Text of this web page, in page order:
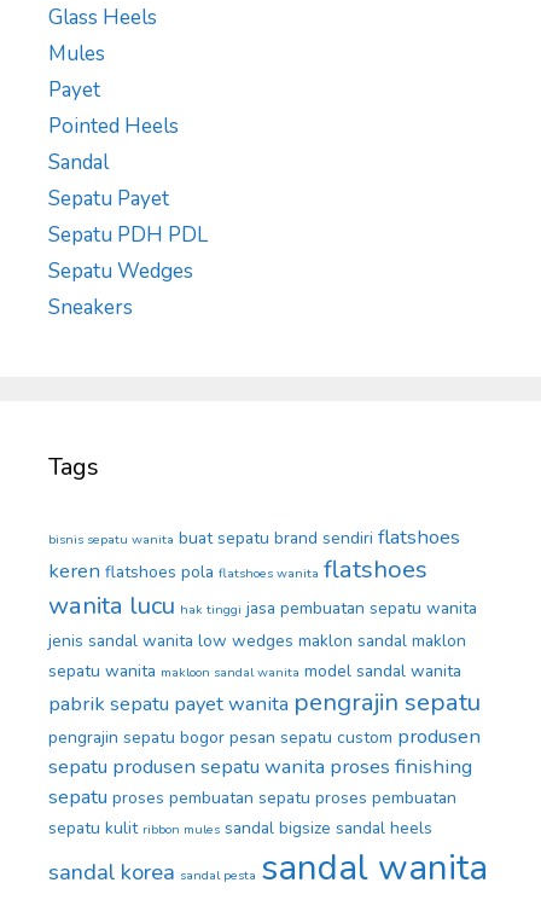
Glass Heels
Mules
Payet
Pointed Heels
Sandal
Sepatu Payet
Sepatu PDH PDL
Sepatu Wedges
Sneakers
Tags
bisnis sepatu wanita buat sepatu brand sendiri flatshoes
keren flatshoes pola flatshoes wanita flatshoes
wanita lucu hak tinggi jasa pembuatan sepatu wanita
jenis sandal wanita low wedges maklon sandal maklon
sepatu wanita makloon sandal wanita model sandal wanita
pabrik sepatu payet wanita pengrajin sepatu
pengrajin sepatu bogor pesan sepatu custom produsen
sepatu produsen sepatu wanita proses finishing
sepatu proses pembuatan sepatu proses pembuatan
sepatu kulit ribbon mules sandal bigsize sandal heels
sandal korea sandal pesta sandal wanita